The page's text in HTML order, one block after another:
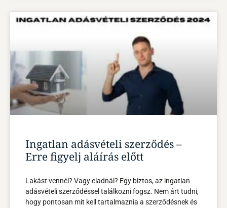
Ingatlan adásvételi szerződés –
Erre figyelj aláírás előtt
Lakást vennél? Vagy eladnál? Egy biztos, az ingatlan
adásvételi szerződéssel találkozni fogsz. Nem árt tudni,
hogy pontosan mit kell tartalmaznia a szerződésnek és